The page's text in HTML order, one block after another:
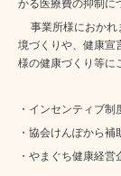
かる医療費の抑制に
事業所様におか
境づくりや、健康宣
様の健康づくり等に
・インセンティブ
・協会けんぽから
・やまぐち健康経